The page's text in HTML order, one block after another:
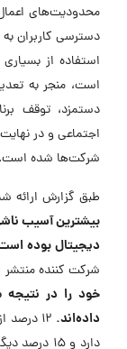
محدودیت‌های
دسترسی کاربران
استفاده از بسیاری
است، منجر به
دستمزد، توقف
اجتماعی و در
شرکت‌ها شده است.
طبق گزارش ارائه
بیشترین آسیب
دیجیتال بوده
شرکت کننده
خود را در
داده‌اند.
۱۲
دارد و ۱۵